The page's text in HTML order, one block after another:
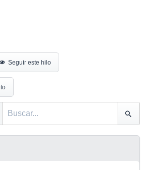
Seguir este hilo